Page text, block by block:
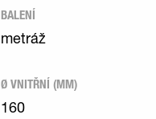
BALENÍ
metráž
Ø VNITŘNÍ (MM)
160